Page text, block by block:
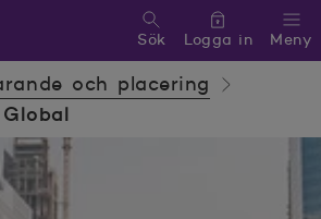
hemsidan
Meny
Sök Logga in
och placering
Global